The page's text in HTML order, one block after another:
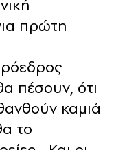
πρώτη
πέσουν, ότι
καμιά
το